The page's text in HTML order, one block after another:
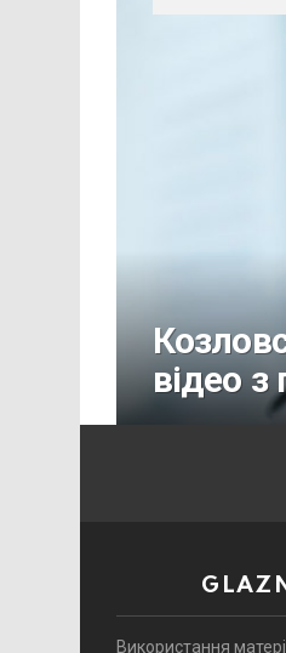
відео з
Використання